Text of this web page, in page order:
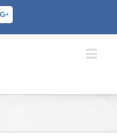
Google+